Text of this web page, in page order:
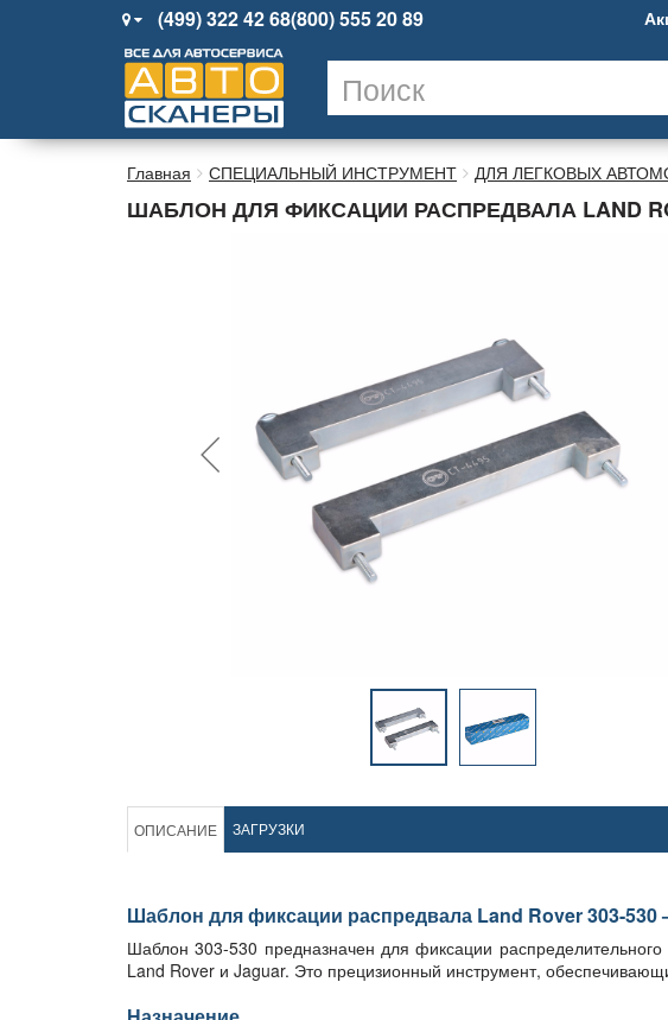
(499) 322 42 68(800) 555 20 89
Главная СПЕЦИАЛЬНЫЙ ИНСТРУМЕНТ ДЛЯ ЛЕГКОВЫХ
ШАБЛОН ДЛЯ ФИКСАЦИИ РАСПРЕДВАЛА LAND
ОПИСАНИЕ ЗАГРУЗКИ
Шаблон для фиксации распредвала Land Rover 303-
Шаблон 303-530 предназначен для фиксации
Land Rover и Jaguar. Это прецизионный инструмент,